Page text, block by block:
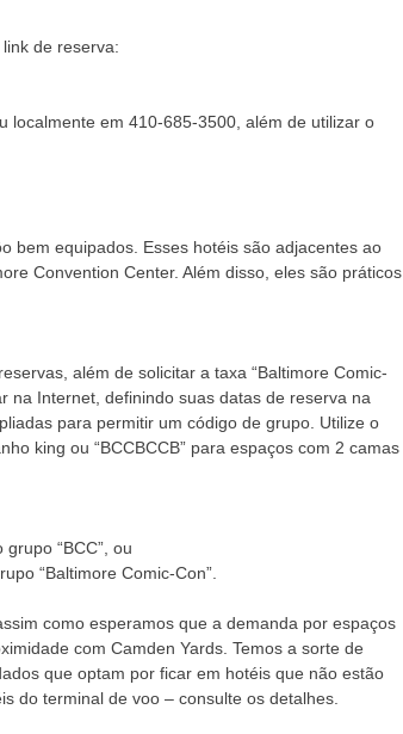
de reserva:
localmente em 410-685-3500, além de utilizar o
bem equipados. Esses hotéis são adjacentes ao
Convention Center. Além disso, eles são práticos
além de solicitar a taxa “Baltimore Comic-
na Internet, definindo suas datas de reserva na
para permitir um código de grupo. Utilize o
king ou “BCCBCCB” para espaços com 2 camas
“BCC”, ou
“Baltimore Comic-Con”.
como esperamos que a demanda por espaços
com Camden Yards. Temos a sorte de
que optam por ficar em hotéis que não estão
do terminal de voo – consulte os detalhes.